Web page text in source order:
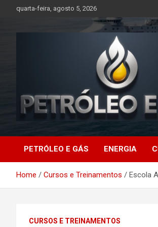
quarta-feira, agosto 5, 2026
Petróleo e Gás |
Últimas
relacionadas a
petróleo, gás,
PETRÓLEO E GÁS ENERGIA
Home Cursos e Treinamentos Escola
CURSOS E TREINAMENTOS